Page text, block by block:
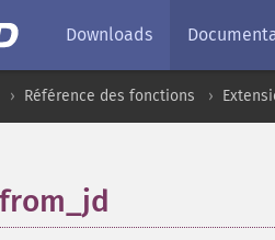
Downloads
Référence des fonctions